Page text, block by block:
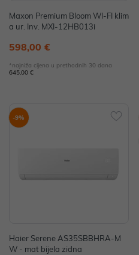
Maxon Premium Bloom WI-FI klim
a ur. Inv. MXI-12HB013i
598,00 €
*najniža cijena u prethodnih 30 dana
645,00 €
-9%
Haier Serene AS35SBBHRA-M
W - mat bijela zidna